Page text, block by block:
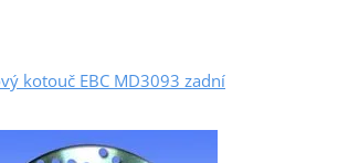
kotouč EBC MD3093 zadní